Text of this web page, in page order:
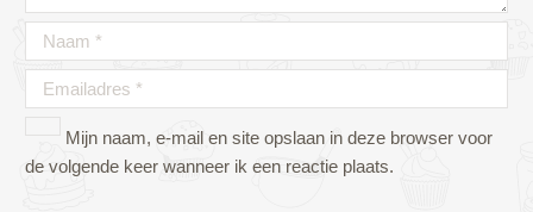
Mijn naam, e-mail en site opslaan in deze browser voor
de volgende keer wanneer ik een reactie plaats.